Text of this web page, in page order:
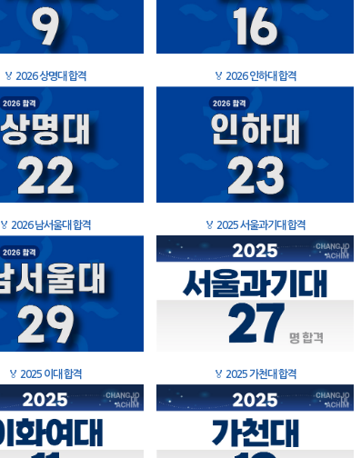
🏅 2026 상명대 합격 🏅 2026 인하대 합격
🏅 2026 남서울대 합격 🏅 2025 서울과기대 합격
🏅 2025 이대 합격 🏅 2025 가천대 합격